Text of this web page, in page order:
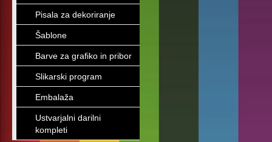
Pisala za dekoriranje
Šablone
Barve za grafiko in pribor
Slikarski program
Embalaža
Ustvarjalni darilni
kompleti